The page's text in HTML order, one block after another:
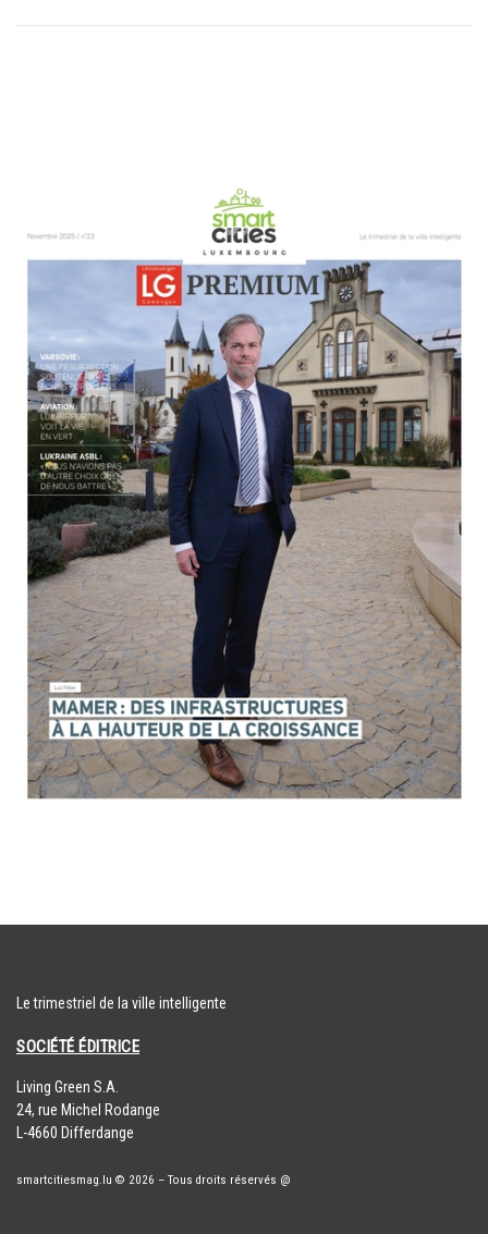
Le trimestriel de la ville intelligente
SOCIÉTÉ ÉDITRICE
​Living Green S.A.
24, rue Michel Rodange
L-4660 Differdange
smartcitiesmag.lu © 2026 – Tous droits réservés @